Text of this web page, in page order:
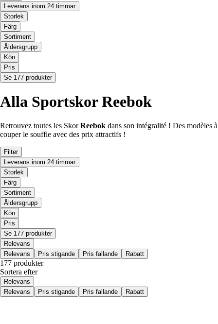
Leverans inom 24 timmar
Storlek
Färg
Sortiment
Åldersgrupp
Kön
Pris
Se 177 produkter
Alla Sportskor Reebok
Retrouvez toutes les SkorReebok dans son intégralité ! Des modèles à
couper le souffle avec des prix attractifs !
Filter
Leverans inom 24 timmar
Storlek
Färg
Sortiment
Åldersgrupp
Kön
Pris
Se 177 produkter
Relevans
Relevans
Pris stigande Pris fallande Rabatt
177 produkter
Sortera efter
Relevans
Relevans
Pris stigande Pris fallande Rabatt